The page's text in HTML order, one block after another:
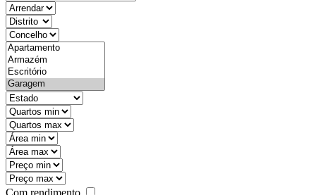
objective
districtId
countyId
types
state
mintypo
maxtypo
minarea
maxarea
minprice
maxprice
Com rendimento